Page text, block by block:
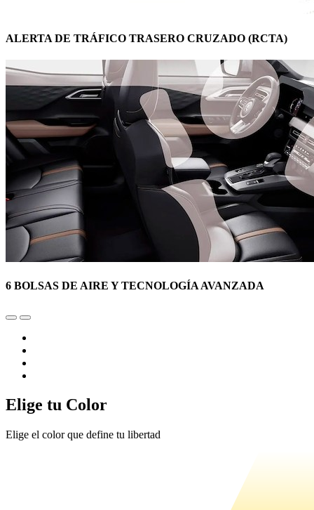
ALERTA DE TRÁFICO TRASERO CRUZADO (RCTA)
6 BOLSAS DE AIRE Y TECNOLOGÍA AVANZADA
Elige tu Color
Elige el color que define tu libertad